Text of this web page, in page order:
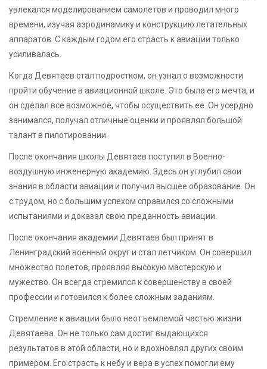
увлекался моделированием самолетов и проводил много
времени, изучая аэродинамику и конструкцию летательных
аппаратов. С каждым годом его страсть к авиации только
усиливалась.
Когда Девятаев стал подростком, он узнал о возможности
пройти обучение в авиационной школе. Это была его мечта, и
он сделал все возможное, чтобы осуществить ее. Он усердно
занимался, получал отличные оценки и проявлял большой
талант в пилотировании.
После окончания школы Девятаев поступил в Военно-
воздушную инженерную академию. Здесь он углубил свои
знания в области авиации и получил высшее образование. Он
с трудом, но с большим успехом справился со сложными
испытаниями и доказал свою преданность авиации.
После окончания академии Девятаев был принят в
Ленинградский военный округ и стал летчиком. Он совершил
множество полетов, проявляя высокую мастерскую и
мужество. Он всегда стремился к совершенству в своей
профессии и готовился к более сложным заданиям.
Стремление к авиации было неотъемлемой частью жизни
Девятаева. Он не только сам достиг выдающихся
результатов в этой области, но и вдохновлял других своим
примером. Его страсть к небу и вера в успех помогли ему